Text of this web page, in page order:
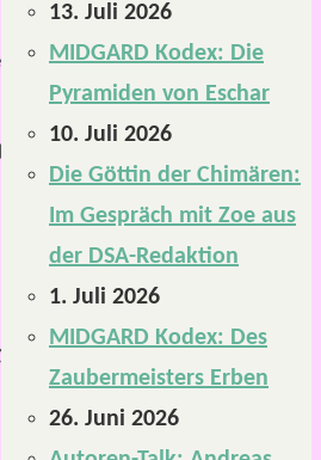
13. Juli 2026
MIDGARD Kodex: Die
Pyramiden von Eschar
10. Juli 2026
Die Göttin der Chimären:
Im Gespräch mit Zoe aus
der DSA-Redaktion
1. Juli 2026
MIDGARD Kodex: Des
Zaubermeisters Erben
26. Juni 2026